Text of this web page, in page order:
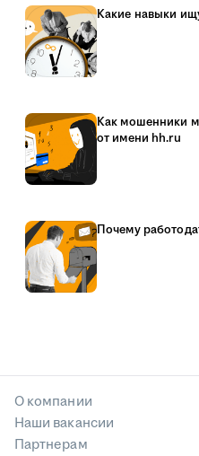
Какие навыки
Как мошенники
от имени hh.ru
Почему
О компании
Наши вакансии
Партнерам